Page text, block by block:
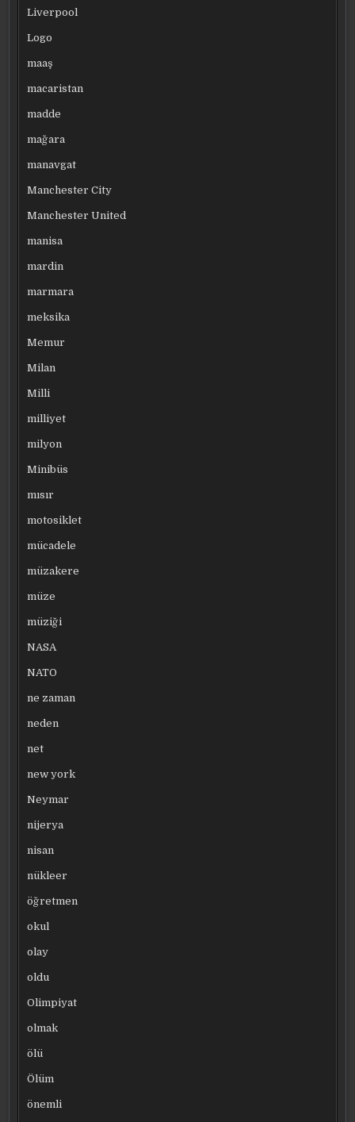
Liverpool
Logo
maaş
macaristan
madde
mağara
manavgat
Manchester City
Manchester United
manisa
mardin
marmara
meksika
Memur
Milan
Milli
milliyet
milyon
Minibüs
mısır
motosiklet
mücadele
müzakere
müze
müziği
NASA
NATO
ne zaman
neden
net
new york
Neymar
nijerya
nisan
nükleer
öğretmen
okul
olay
oldu
Olimpiyat
olmak
ölü
Ölüm
önemli